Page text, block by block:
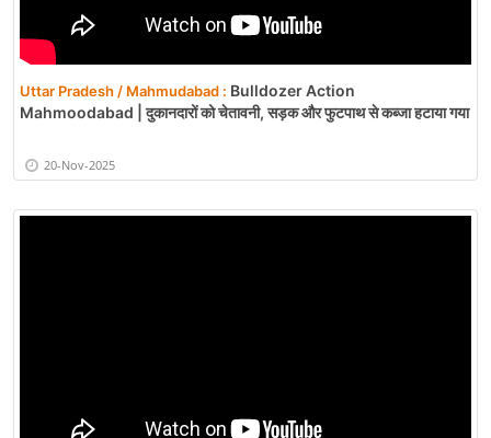
Uttar Pradesh / Mahmudabad : Bulldozer Action
Mahmoodabad | दुकानदारों को चेतावनी, सड़क और फुटपाथ से कब्जा हटाया गया
20-Nov-2025